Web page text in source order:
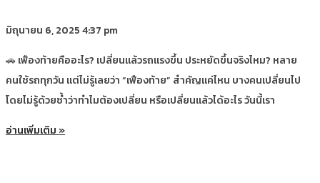
มิถุนายน 6, 20254:37 pm
🚗 เฟืองท้ายคืออะไร? เปลี่ยนแล้วรถแรงขึ้น ประหยัดขึ้นจริงไหม? หลาย
คนใช้รถทุกวัน แต่ไม่รู้เลยว่า “เฟืองท้าย” สำคัญแค่ไหน บางคนเปลี่ยนไป
โดยไม่รู้ด้วยซ้ำว่าทำไมต้องเปลี่ยน หรือเปลี่ยนแล้วได้อะไร วันนี้เรา
อ่านเพิ่มเติม »